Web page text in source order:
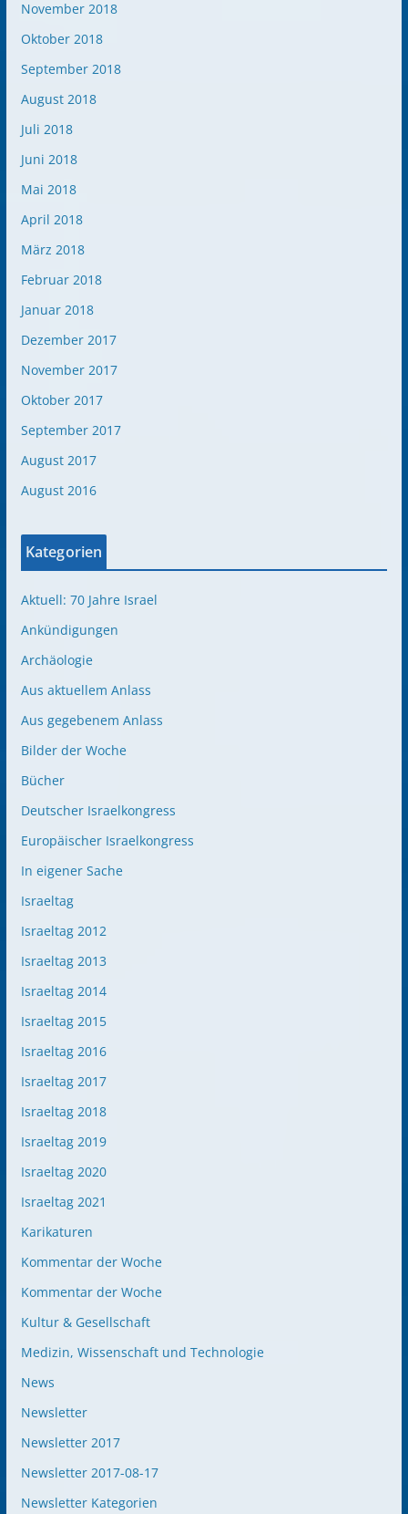
November 2018
Oktober 2018
September 2018
August 2018
Juli 2018
Juni 2018
Mai 2018
April 2018
März 2018
Februar 2018
Januar 2018
Dezember 2017
November 2017
Oktober 2017
September 2017
August 2017
August 2016
Kategorien
Aktuell: 70 Jahre Israel
Ankündigungen
Archäologie
Aus aktuellem Anlass
Aus gegebenem Anlass
Bilder der Woche
Bücher
Deutscher Israelkongress
Europäischer Israelkongress
In eigener Sache
Israeltag
Israeltag 2012
Israeltag 2013
Israeltag 2014
Israeltag 2015
Israeltag 2016
Israeltag 2017
Israeltag 2018
Israeltag 2019
Israeltag 2020
Israeltag 2021
Karikaturen
Kommentar der Woche
Kommentar der Woche
Kultur & Gesellschaft
Medizin, Wissenschaft und Technologie
News
Newsletter
Newsletter 2017
Newsletter 2017-08-17
Newsletter Kategorien